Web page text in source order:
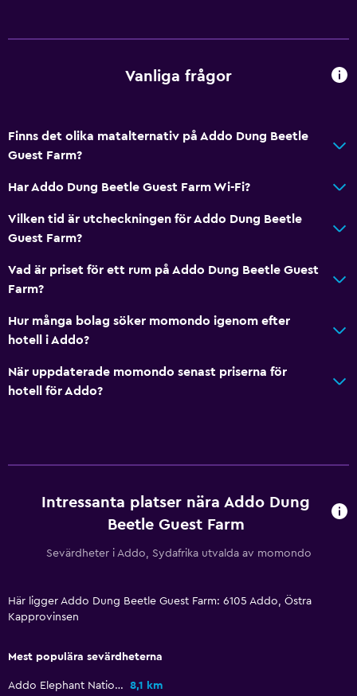
Vanliga frågor
Finns det olika matalternativ på Addo Dung Beetle
Guest Farm?
Har Addo Dung Beetle Guest Farm Wi-Fi?
Vilken tid är utcheckningen för Addo Dung Beetle
Guest Farm?
Vad är priset för ett rum på Addo Dung Beetle Guest
Farm?
Hur många bolag söker momondo igenom efter
hotell i Addo?
När uppdaterade momondo senast priserna för
hotell för Addo?
Intressanta platser nära Addo Dung
Beetle Guest Farm
Sevärdheter i Addo, Sydafrika utvalda av momondo
Här ligger Addo Dung Beetle Guest Farm: 6105 Addo, Östra
Kapprovinsen
Mest populära sevärdheterna
Addo Elephant National Park 8,1 km